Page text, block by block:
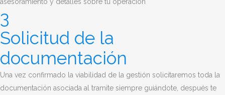
3
Solicitud de la
documentación
Una vez confirmado la viabilidad de la gestión solicitaremos toda la
documentación asociada al tramite siempre guiándote, después te